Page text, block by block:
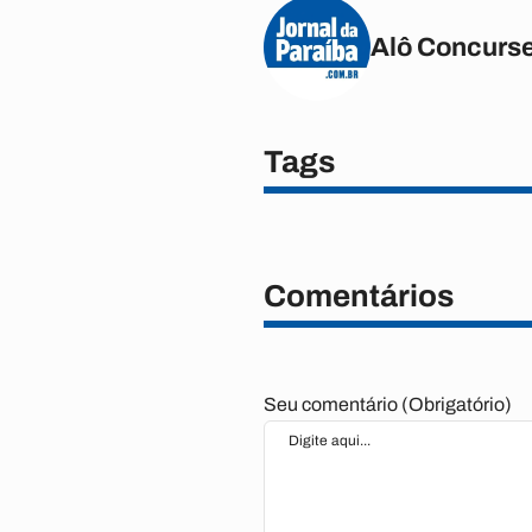
Alô
Tags
Comentários
Seu comentário (Obrigatório)